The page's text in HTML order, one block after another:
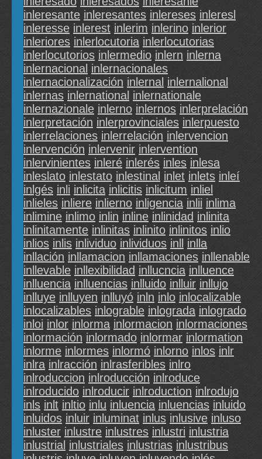
inleresante inleresantes inlereses inleresl
inleresse inlerest inlerim inlerino inlerior
inleriores inlerlocutoria inlerlocutorias
inlerlocutorios inlermedio inlern inlerna
inlernacional inlernacionales
inlernacionalización inlernal inlernalional
inlernas inlernational inlernationale
inlernazionale inlerno inlernos inlerprelación
inlerpretación inlerprovinciales inlerpuesto
inlerrelaciones inlerrelación inlervencion
inlervención inlervenir inlervention
inlervinientes inleré inlerés inles inlesa
inleslato inlestato inlestinal inlet inlets inleí
inlgés inli inlicita inlicitis inlicitum inliel
inlieles inliere inlierno inligencia inlii inlima
inlimine inlimo inlin inline inlinidad inlinita
inlinitamente inlinitas inlinito inlinitos inlio
inlios inlis inlividuo inlividuos inll
inlla
inllación inllamacion inllamaciones inllenable
inllevable inllexibilidad inllucncia inlluence
inlluencia inlluencias inlluido inlluir inllujo
inlluye inlluyen inlluyó inln inlo inlocalizable
inlocalizables inlograble inlograda inlogrado
inloi inlor inlorma inlormacion inlormaciones
inlormación inlormado inlormar inlormation
inlorme inlormes inlormó inlorno inlos inlr
inlra inlracción inlrasferibles inlro
inlroduccion inlroducción inlroduce
inlroducido inlroducir inlroduction inlrodujo
inls inlt inltio inlu inluencia inluencias inluido
inluidos inluir inluminat inlus inlusive inluso
inluster inlustre inlustres inlustri inlustria
inlustrial inlustriales inlustrias inlustribus